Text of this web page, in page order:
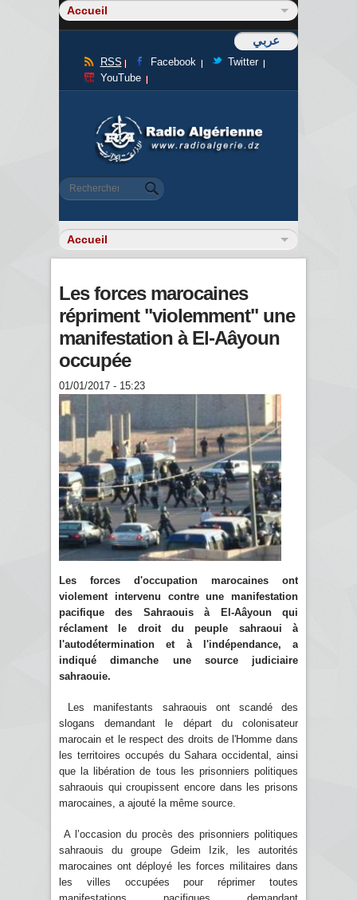
عربي
RSS Facebook
Twitter
YouTube
Formulaire de recherche
Rechercher
Les forces marocaines
répriment "violemment" une
manifestation à El-Aâyoun
occupée
01/01/2017 - 15:23
Les forces d'occupation marocaines ont
violement intervenu contre une manifestation
pacifique des Sahraouis à El-Aâyoun qui
réclament le droit du peuple sahraoui à
l'autodétermination et à l'indépendance, a
indiqué dimanche une source judiciaire
sahraouie.
Les manifestants sahraouis ont scandé des
slogans demandant le départ du colonisateur
marocain et le respect des droits de l'Homme dans
les territoires occupés du Sahara occidental, ainsi
que la libération de tous les prisonniers politiques
sahraouis qui croupissent encore dans les prisons
marocaines, a ajouté la même source.
A l’occasion du procès des prisonniers politiques
sahraouis du groupe Gdeim Izik, les autorités
marocaines ont déployé les forces militaires dans
les villes occupées pour réprimer toutes